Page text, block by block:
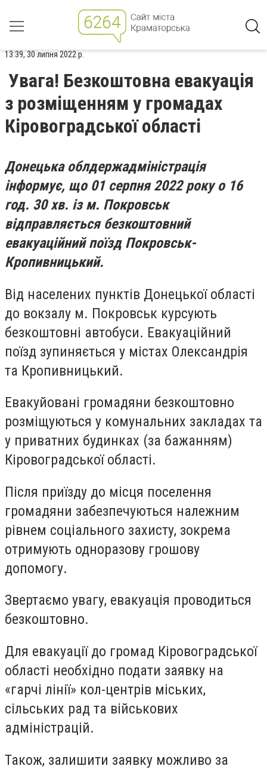
13:39, 30 липня 2022 р.
Увага! Безкоштовна евакуація
з розміщенням у громадах
Кіровоградської області
Донецька облдержадміністрація
інформує, що 01 серпня 2022 року о 16
год. 30 хв. із м. Покровськ
відправляється безкоштовний
евакуаційний поїзд Покровськ-
Кропивницький.
Від населених пунктів Донецької області
до вокзалу м. Покровськ курсують
безкоштовні автобуси. Евакуаційний
поїзд зупиняється у містах Олександрія
та Кропивницький.
Евакуйовані громадяни безкоштовно
розміщуються у комунальних закладах та
у приватних будинках (за бажанням)
Кіровоградської області.
Після приїзду до місця поселення
громадяни забезпечуються належним
рівнем соціального захисту, зокрема
отримують одноразову грошову
допомогу.
Звертаємо увагу, евакуація проводиться
безкоштовно.
Для евакуації до громад Кіровоградської
області необхідно подати заявку на
«гарчі лінії» кол-центрів міських,
сільських рад та військових
адміністрацій.
Також, залишити заявку можливо за